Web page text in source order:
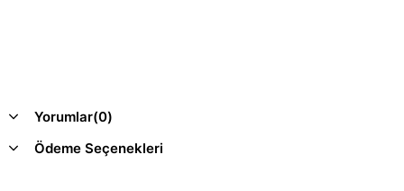
Yorumlar(0)
Ödeme Seçenekleri